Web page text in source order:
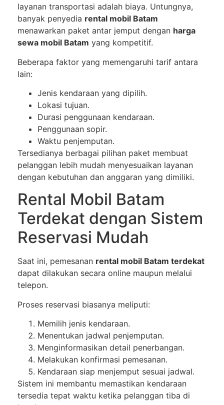
layanan transportasi adalah biaya. Untungnya,
banyak penyedia rental mobil Batam
menawarkan paket antar jemput dengan harga
sewa mobil Batam yang kompetitif.
Beberapa faktor yang memengaruhi tarif antara
lain:
Jenis kendaraan yang dipilih.
Lokasi tujuan.
Durasi penggunaan kendaraan.
Penggunaan sopir.
Waktu penjemputan.
Tersedianya berbagai pilihan paket membuat
pelanggan lebih mudah menyesuaikan layanan
dengan kebutuhan dan anggaran yang dimiliki.
Rental Mobil Batam
Terdekat dengan Sistem
Reservasi Mudah
Saat ini, pemesanan rental mobil Batam terdekat
dapat dilakukan secara online maupun melalui
telepon.
Proses reservasi biasanya meliputi:
Memilih jenis kendaraan.
Menentukan jadwal penjemputan.
Menginformasikan detail penerbangan.
Melakukan konfirmasi pemesanan.
Kendaraan siap menjemput sesuai jadwal.
Sistem ini membantu memastikan kendaraan
tersedia tepat waktu ketika pelanggan tiba di